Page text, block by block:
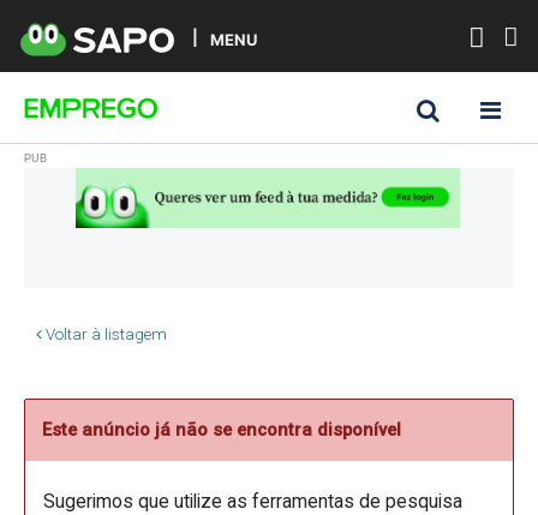
MENU
Voltar à listagem
Este anúncio já não se encontra disponível
Sugerimos que utilize as ferramentas de pesquisa